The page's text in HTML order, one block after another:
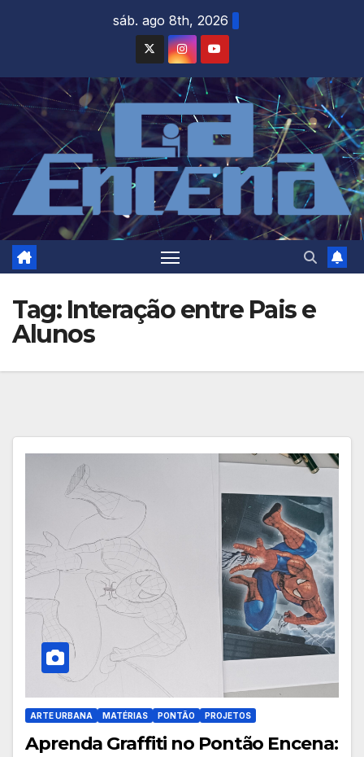
sáb. ago 8th, 2026
Tag: Interação entre Pais e
Alunos
ARTE URBANA MATÉRIAS PONTÃO PROJETOS
Aprenda Graffiti no Pontão Encena: